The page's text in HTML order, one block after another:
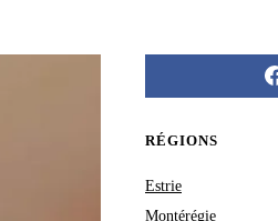
RÉGIONS
Estrie
Montérégie